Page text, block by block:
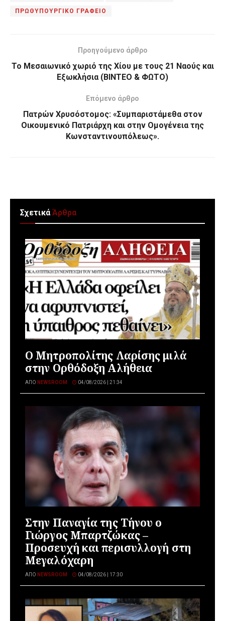
ΠΡΩΘΥΠΟΥΡΓΙΚΟ ΓΡΑΦΕΙΟ
Προηγούμενο άρθρο
Το Μεσαιωνικό χωριό της Χίου με τους 21 Ναούς και
Εξωκλήσια (ΒΙΝΤΕΟ & ΦΩΤΟ)
Επόμενο άρθρο
Πατρών Χρυσόστομος: «Συμπαριστάμεθα στον
Οικουμενικό Πατριάρχη και στην Ομογένεια της
Κωνσταντινουπόλεως».
ΣχετικάΆρθρα
Ο Μητροπολίτης Λαρίσης μιλά
στην Ορθόδοξη Αλήθεια
ΑΠΌ NEWSROOM 04/08/2026 | 21:34
Στην Παναγία της Τήνου ο
Γιώργος Μπαρτζώκας –
Προσευχή και περισυλλογή στη
Μεγαλόχαρη
ΑΠΌ NEWSROOM 04/08/2026 | 17:30